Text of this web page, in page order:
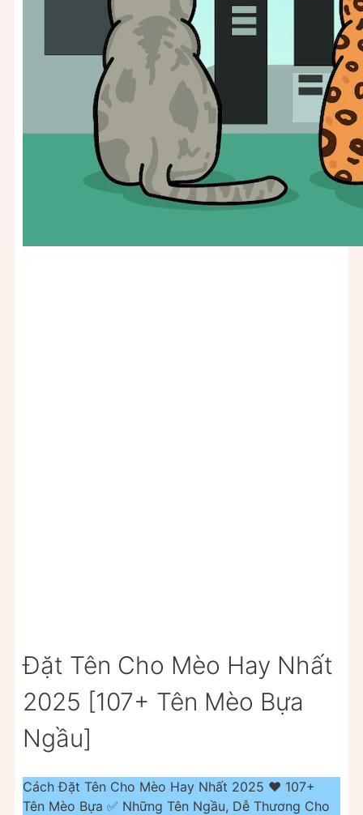
Đặt Tên Cho Mèo Hay Nhất
2025 [107+ Tên Mèo Bựa
Ngầu]
Cách Đặt Tên Cho Mèo Hay Nhất 2025 ❤️ 107+
Tên Mèo Bựa ✅ Những Tên Ngầu, Dễ Thương Cho